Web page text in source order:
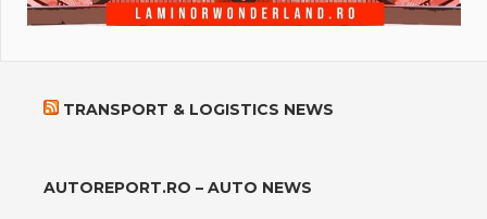
TRANSPORT & LOGISTICS NEWS
AUTOREPORT.RO – AUTO NEWS